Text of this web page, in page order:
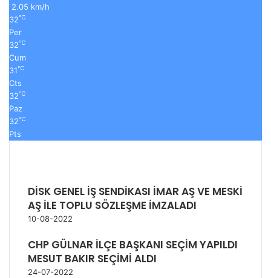
2.05 km/h
32℃
Per
32℃
Cum
31℃
Cts
32℃
Paz
32℃
Pts
DİSK GENEL İŞ SENDİKASI İMAR AŞ VE MESKİ
AŞ İLE TOPLU SÖZLEŞME İMZALADI
10-08-2022
CHP GÜLNAR İLÇE BAŞKANI SEÇİM YAPILDI
MESUT BAKIR SEÇİMİ ALDI
24-07-2022